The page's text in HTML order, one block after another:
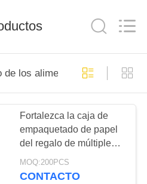
papel
de los alimentos amistoso del
Fortalezca la caja de
empaquetado de papel
del regalo de múltiples
capas del cajón de lujo
MOQ:200PCS
CONTACTO